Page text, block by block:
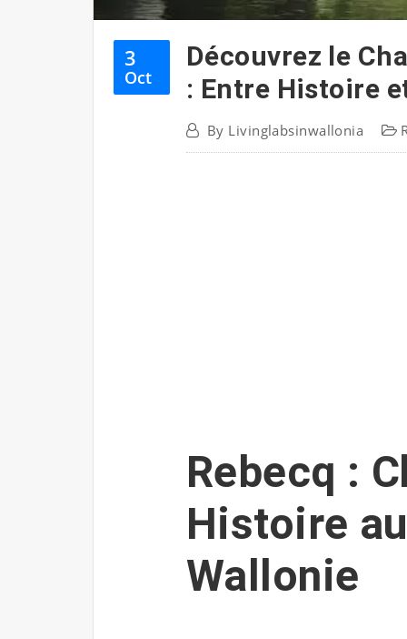
3
Oct
Découvrez le
: Entre Histoire
By Livinglabsinwallonia
Rebecq :
Histoire
Wallonie